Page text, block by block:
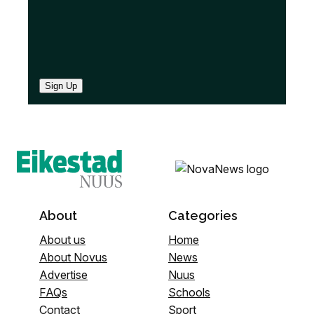
Sign Up
About
About us
About Novus
Advertise
FAQs
Contact
Categories
Home
News
Nuus
Schools
Sport